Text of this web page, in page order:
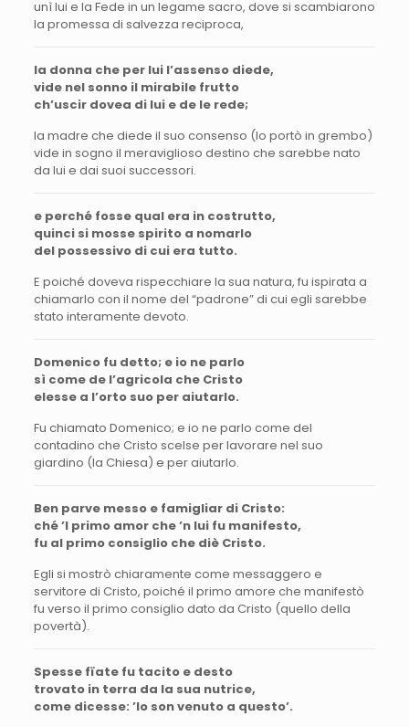
unì lui e la Fede in un legame sacro, dove si scambiarono
la promessa di salvezza reciproca,
la donna che per lui l’assenso diede,
vide nel sonno il mirabile frutto
ch’uscir dovea di lui e de le rede;
la madre che diede il suo consenso (lo portò in grembo)
vide in sogno il meraviglioso destino che sarebbe nato
da lui e dai suoi successori.
e perché fosse qual era in costrutto,
quinci si mosse spirito a nomarlo
del possessivo di cui era tutto.
E poiché doveva rispecchiare la sua natura, fu ispirata a
chiamarlo con il nome del “padrone” di cui egli sarebbe
stato interamente devoto.
Domenico fu detto; e io ne parlo
sì come de l’agricola che Cristo
elesse a l’orto suo per aiutarlo.
Fu chiamato Domenico; e io ne parlo come del
contadino che Cristo scelse per lavorare nel suo
giardino (la Chiesa) e per aiutarlo.
Ben parve messo e famigliar di Cristo:
ché ’l primo amor che ’n lui fu manifesto,
fu al primo consiglio che diè Cristo.
Egli si mostrò chiaramente come messaggero e
servitore di Cristo, poiché il primo amore che manifestò
fu verso il primo consiglio dato da Cristo (quello della
povertà).
Spesse fïate fu tacito e desto
trovato in terra da la sua nutrice,
come dicesse: ’Io son venuto a questo’.